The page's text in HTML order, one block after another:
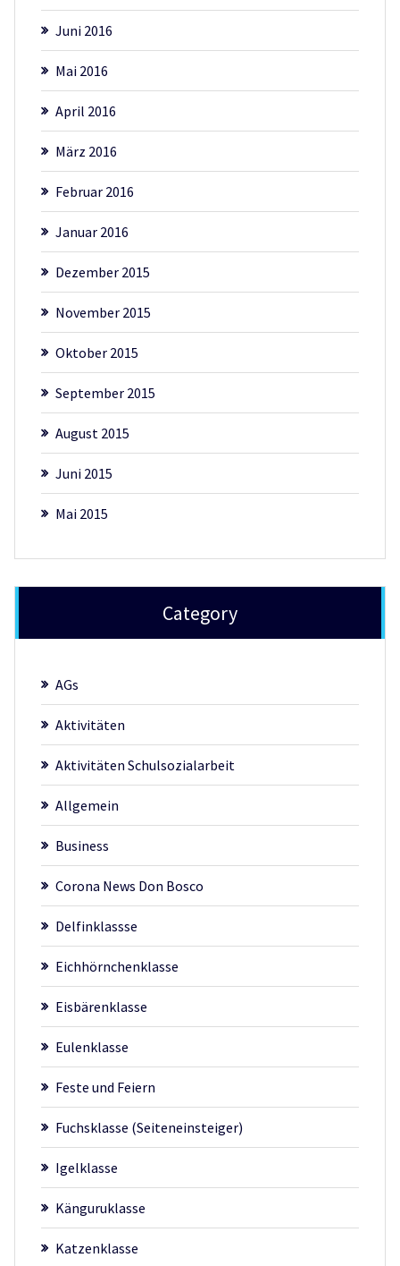
Juni 2016
Mai 2016
April 2016
März 2016
Februar 2016
Januar 2016
Dezember 2015
November 2015
Oktober 2015
September 2015
August 2015
Juni 2015
Mai 2015
Category
AGs
Aktivitäten
Aktivitäten Schulsozialarbeit
Allgemein
Business
Corona News Don Bosco
Delfinklassse
Eichhörnchenklasse
Eisbärenklasse
Eulenklasse
Feste und Feiern
Fuchsklasse (Seiteneinsteiger)
Igelklasse
Känguruklasse
Katzenklasse